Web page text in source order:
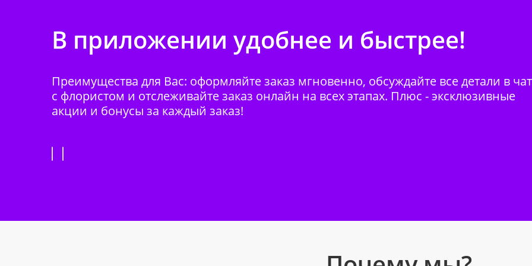
В приложении удобнее и быстрее!
Преимущества для Вас: оформляйте заказ мгновенно, обсуждайте все детали в
с флористом и отслеживайте заказ онлайн на всех этапах. Плюс - эксклюзивные
акции и бонусы за каждый заказ!